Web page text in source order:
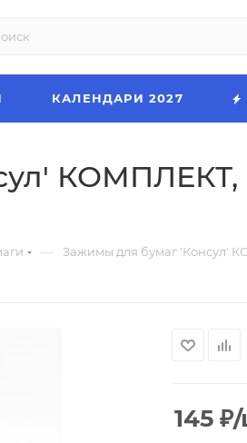
КАЛЕНДАРИ 2027
КОМПЛЕКТ,
— Зажимы для бумаг 'Консул'
145 ₽